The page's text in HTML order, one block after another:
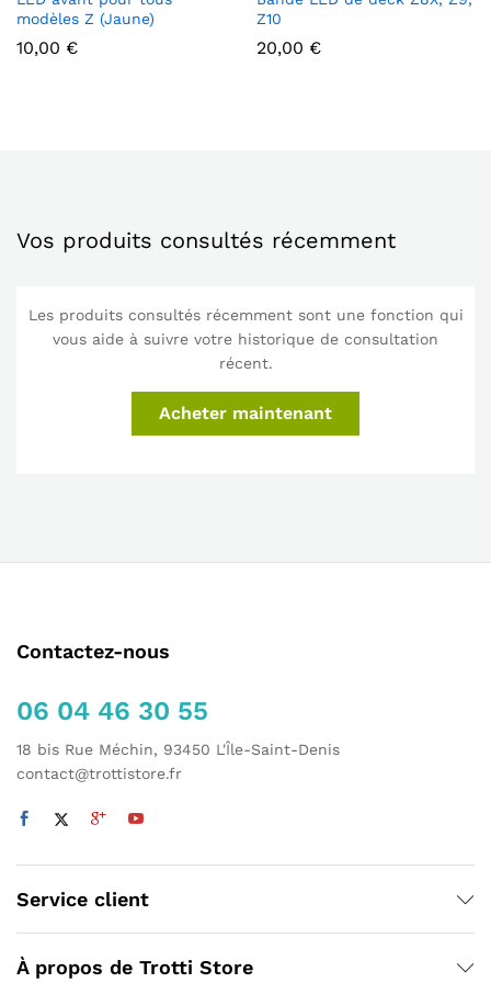
modèles Z (Jaune)
10,00 €
Z10
20,00 €
Vos produits consultés récemment
Les produits consultés récemment sont une fonction qui
vous aide à suivre votre historique de consultation
récent.
Acheter maintenant
Contactez-nous
06 04 46 30 55
18 bis Rue Méchin, 93450 L'Île-Saint-Denis
contact@trottistore.fr
Service client
À propos de Trotti Store